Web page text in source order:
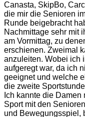
Canasta, SkipBo,
die mir die Senioren
Runde beigebracht
Nachmittage sehr mit
am Vormittag, zu
erschienen. Zweimal
anzuleiten. Wobei ich
aufgeregt war, da ich
geeignet und welche
die zweite
Ich kannte die
Sport mit den
und Bewegungsspiel,